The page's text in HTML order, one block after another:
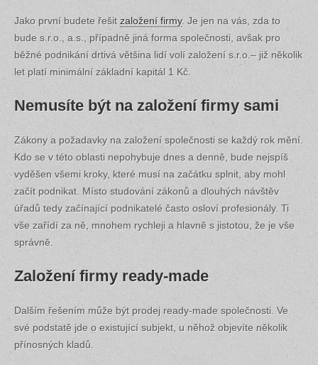
Jako první budete řešit založení firmy. Je jen na vás, zda to
bude s.r.o., a.s., případně jiná forma společnosti, avšak pro
běžné podnikání drtivá většina lidí volí založení s.r.o.– již několik
let platí minimální základní kapitál 1 Kč.
Nemusíte být na založení firmy sami
Zákony a požadavky na založení společnosti se každý rok mění.
Kdo se v této oblasti nepohybuje dnes a denně, bude nejspíš
vyděšen všemi kroky, které musí na začátku splnit, aby mohl
začít podnikat. Místo studování zákonů a dlouhých návštěv
úřadů tedy začínající podnikatelé často osloví profesionály. Ti
vše zařídí za ně, mnohem rychleji a hlavně s jistotou, že je vše
správně.
Založení firmy ready-made
Dalším řešením může být prodej ready-made společnosti. Ve
své podstatě jde o existující subjekt, u něhož objevíte několik
přínosných kladů.